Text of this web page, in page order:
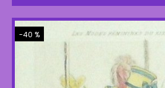
-40 %